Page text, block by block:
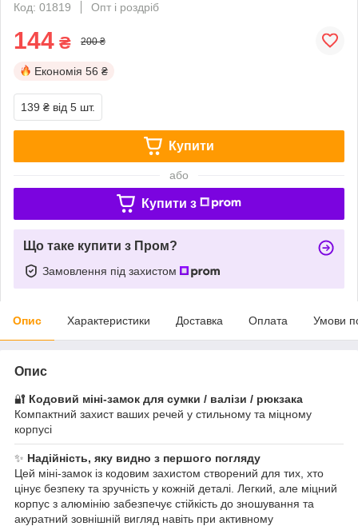
Код: 01819
Опт і роздріб
144 ₴ 200 ₴
Економія 56 ₴
139 ₴ від 5 шт.
Купити
або
Купити з
Що таке купити з Пром?
Замовлення під захистом
Опис Характеристики Доставка Оплата Умови
Опис
🔐 Кодовий міні-замок для сумки / валізи / рюкзака
Компактний захист ваших речей у стильному та міцному
корпусі
✨ Надійність, яку видно з першого погляду
Цей міні-замок із кодовим захистом створений для тих, хто
цінує безпеку та зручність у кожній деталі. Легкий, але міцний
корпус з алюмінію забезпечує стійкість до зношування та
акуратний зовнішній вигляд навіть при активному